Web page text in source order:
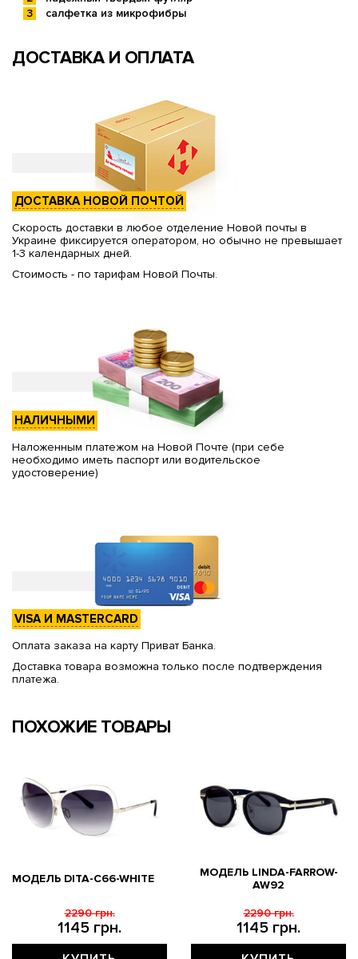
салфетка из микрофибры
ДОСТАВКА И ОПЛАТА
ДОСТАВКА НОВОЙ ПОЧТОЙ
Скорость доставки в любое отделение Новой почты в
Украине фиксируется оператором, но обычно не превышает
1-3 календарных дней.
Стоимость - по тарифам Новой Почты.
НАЛИЧНЫМИ
Наложенным платежом на Новой Почте (при себе
необходимо иметь паспорт или водительское
удостоверение)
VISA И MASTERCARD
Оплата заказа на карту Приват Банка.
Доставка товара возможна только после подтверждения
платежа.
ПОХОЖИЕ ТОВАРЫ
МОДЕЛЬ DITA-C66-WHITE
1145 грн.
2290 грн.
МОДЕЛЬ LINDA-FARROW-
AW92
1145 грн.
2290 грн.